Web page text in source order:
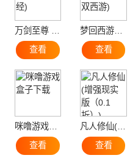
查看
查看
咪噜游戏盒子下载
查看
查看